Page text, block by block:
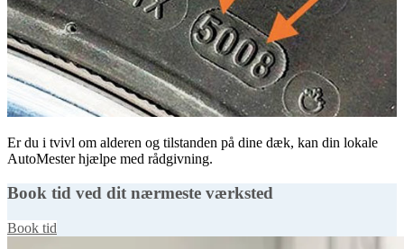
Er du i tvivl om alderen og tilstanden på dine dæk, kan din lokale
AutoMester hjælpe med rådgivning.
Book tid ved dit nærmeste værksted
Book tid